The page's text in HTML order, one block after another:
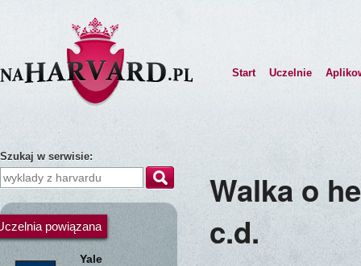
Start Uczelnie
Szukaj w serwisie:
powiązana
Yale
Walka o
c.d.